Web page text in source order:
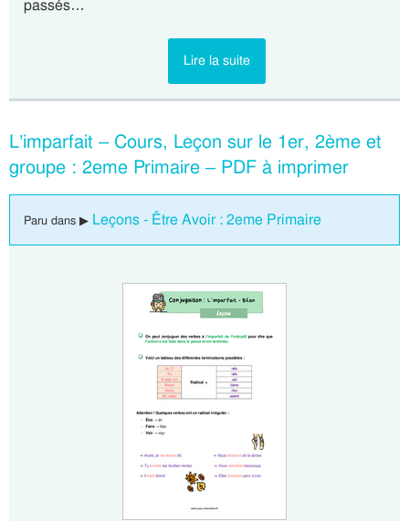
passés…
Lire la suite
L’imparfait – Cours, Leçon sur le 1er, 2ème et
groupe : 2eme Primaire – PDF à imprimer
Paru dans ▶ Leçons - Être Avoir : 2eme Primaire